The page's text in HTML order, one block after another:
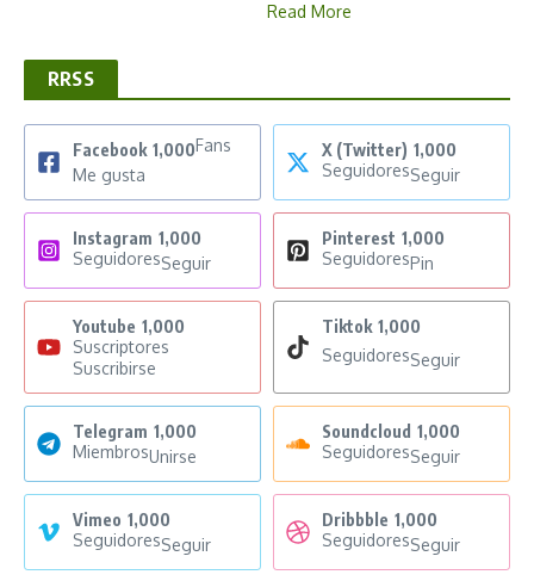
Read More
RRSS
Facebook 1,000Fans
Me gusta
X (Twitter) 1,000
SeguidoresSeguir
Instagram 1,000
SeguidoresSeguir
Pinterest 1,000
SeguidoresPin
Youtube 1,000
Suscriptores
Suscribirse
Tiktok 1,000
SeguidoresSeguir
Telegram 1,000
MiembrosUnirse
Soundcloud 1,000
SeguidoresSeguir
Vimeo 1,000
SeguidoresSeguir
Dribbble 1,000
SeguidoresSeguir